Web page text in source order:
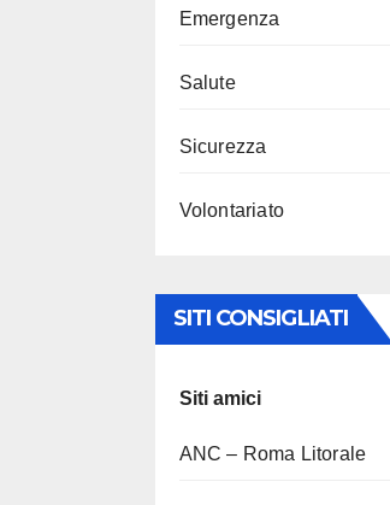
Emergenza
Salute
Sicurezza
Volontariato
SITI CONSIGLIATI
Siti amici
ANC – Roma Litorale